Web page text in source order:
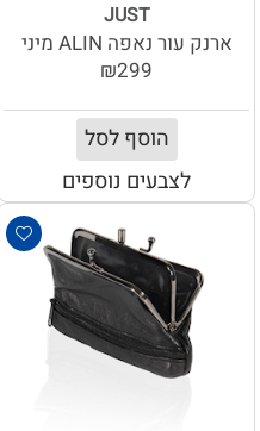
JUST
ארנק עור נאפה ALIN מיני
₪299
הוסף לסל
לצבעים נוספים